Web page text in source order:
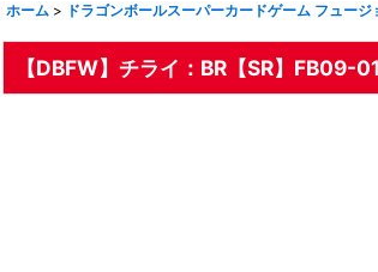
ホーム > ドラゴンボールスーパーカードゲーム フュージ
【DBFW】チライ：BR【SR】FB09-